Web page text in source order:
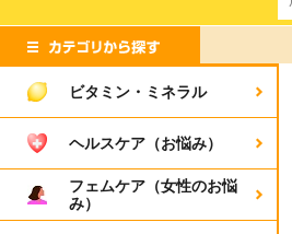
ビタミン・ミネラル
ヘルスケア（お悩み）
フェムケア（女性のお悩
み）